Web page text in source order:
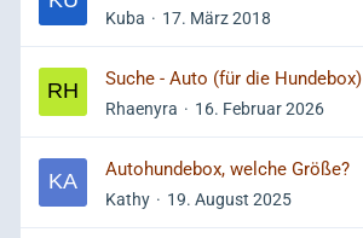
Kuba 17. März 2018
Suche - Auto (für die Hundebox)
Rhaenyra 16. Februar 2026
Autohundebox, welche Größe?
Kathy 19. August 2025